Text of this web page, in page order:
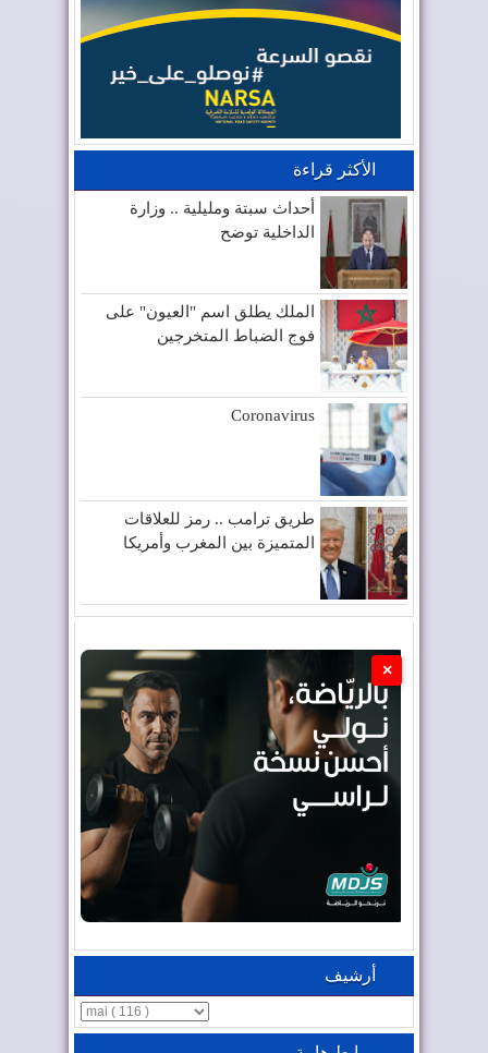
الأكثر قراءة
أحداث سبتة ومليلية .. وزارة
الداخلية توضح
الملك يطلق اسم "العيون" على
فوج الضباط المتخرجين
Coronavirus
طريق ترامب .. رمز للعلاقات
المتميزة بين المغرب وأمريكا
×
أرشيف